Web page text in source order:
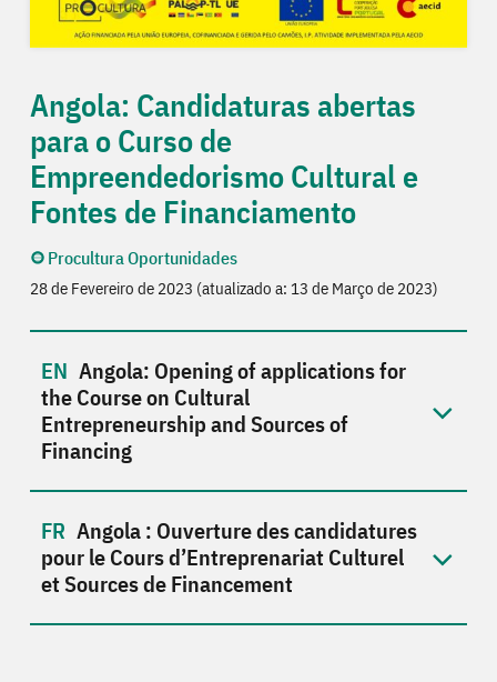
Angola: Candidaturas abertas
para o Curso de
Empreendedorismo Cultural e
Fontes de Financiamento
Procultura Oportunidades
28 de Fevereiro de 2023 (atualizado a: 13 de Março de 2023)
Angola: Opening of applications for
the Course on Cultural
Entrepreneurship and Sources of
Financing
Angola : Ouverture des candidatures
pour le Cours d’Entreprenariat Culturel
et Sources de Financement